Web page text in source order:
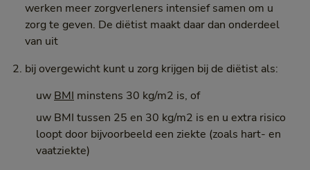
werken meer zorgverleners intensief samen om u
zorg te geven. De diëtist maakt daar dan onderdeel
van uit
bij overgewicht kunt u zorg krijgen bij de diëtist als:
uw BMI minstens 30 kg/m2 is, of
uw BMI tussen 25 en 30 kg/m2 is en u extra risico
loopt door bijvoorbeeld een ziekte (zoals hart- en
vaatziekte)